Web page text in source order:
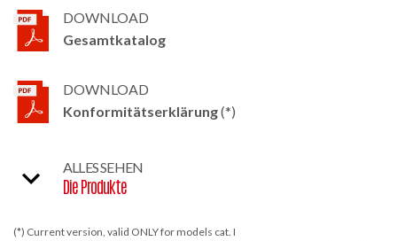
DOWNLOAD
Gesamtkatalog
DOWNLOAD
Konformitätserklärung(*)
ALLES SEHEN
Die Produkte
(*) Current version, valid ONLY for models cat. I